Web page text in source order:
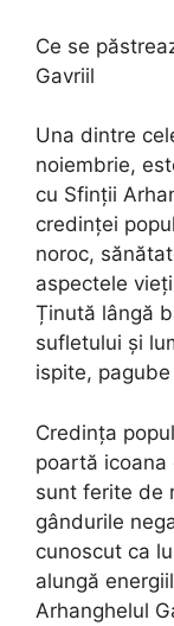
Ce se
Gavriil
Una dintre
noiembrie,
cu Sfinții
credinței
noroc,
aspectele
Ținută lângă
sufletului și
ispite,
Credința
poartă icoana
sunt ferite de
gândurile
cunoscut ca
alungă
Arhanghelul